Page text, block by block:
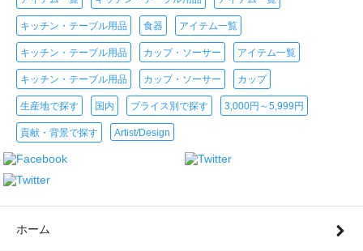
キッチン・テーブル用品 食器 アイテム一覧
キッチン・テーブル用品 カップ・ソーサー アイテム一覧
キッチン・テーブル用品 カップ・ソーサー カップ
生産地で探す 国内 プライス別で探す 3,000円～5,999円
貢献・背景で探す Artist/Design
ホーム